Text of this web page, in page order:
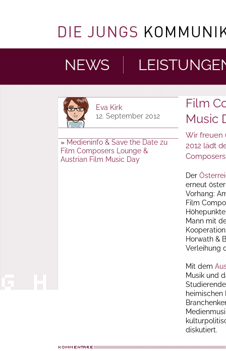
NEWS
Eva Kirk
12. September 2012
» Medieninfo & Save the Date zu
Film Composers Lounge &
Austrian Film Music Day
Film
Music
Wir freuen
2012 lädt
Der
erneut
Vorhang:
Film
Mann mit
Horwath &
Verleihung
Mit dem
Musik und
heimischen
diskutiert.